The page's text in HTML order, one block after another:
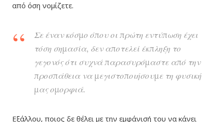
από όση νομίζετε.
Σε έναν κόσμο όπου οι πρώτη εντύπωση έχει
τόση σημασία, δεν αποτελεί έκπληξη το
γεγονός ότι συχνά παρασυρόμαστε από την
προσπάθεια να μεγιστοποιήσουμε τη φυσική
μας ομορφιά.
Εξάλλου, ποιος δε θέλει με την εμφάνισή του να κάνει